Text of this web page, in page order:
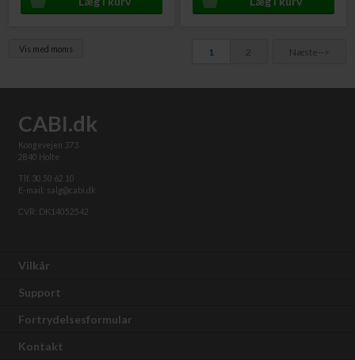
Vis med moms 1 2 Næste-->
CABI.dk
Kongevejen 373
2840 Holte
Tlf. 30 50 62 10
E-mail: salg@cabi.dk
CVR: DK14052542
Vilkår
Support
Fortrydelsesformular
Kontakt